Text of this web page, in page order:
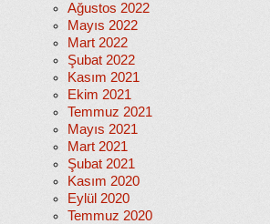
Ağustos 2022
Mayıs 2022
Mart 2022
Şubat 2022
Kasım 2021
Ekim 2021
Temmuz 2021
Mayıs 2021
Mart 2021
Şubat 2021
Kasım 2020
Eylül 2020
Temmuz 2020